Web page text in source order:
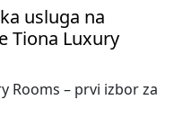
usluga na
Tiona Luxury
Rooms – prvi izbor za